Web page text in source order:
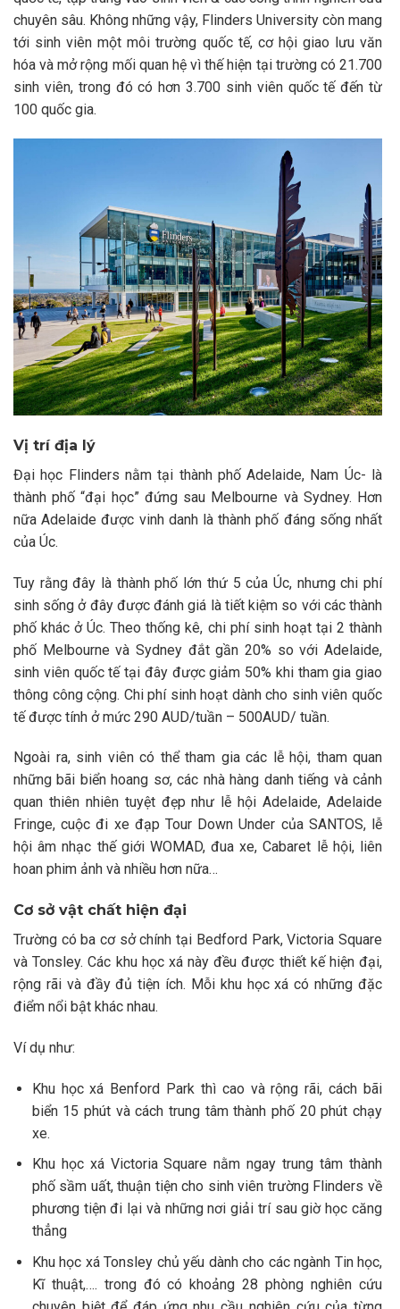
chuyên sâu. Không những vậy, Flinders University còn mang
tới sinh viên một môi trường quốc tế, cơ hội giao lưu văn
hóa và mở rộng mối quan hệ vì thế hiện tại trường có 21.700
sinh viên, trong đó có hơn 3.700 sinh viên quốc tế đến từ
100 quốc gia.
Vị trí địa lý
Đại học Flinders nằm tại thành phố Adelaide, Nam Úc- là
thành phố “đại học” đứng sau Melbourne và Sydney. Hơn
nữa Adelaide được vinh danh là thành phố đáng sống nhất
của Úc.
Tuy rằng đây là thành phố lớn thứ 5 của Úc, nhưng chi phí
sinh sống ở đây được đánh giá là tiết kiệm so với các thành
phố khác ở Úc. Theo thống kê, chi phí sinh hoạt tại 2 thành
phố Melbourne và Sydney đắt gần 20% so với Adelaide,
sinh viên quốc tế tại đây được giảm 50% khi tham gia giao
thông công cộng. Chi phí sinh hoạt dành cho sinh viên quốc
tế được tính ở mức 290 AUD/tuần – 500AUD/ tuần.
Ngoài ra, sinh viên có thể tham gia các lễ hội, tham quan
những bãi biển hoang sơ, các nhà hàng danh tiếng và cảnh
quan thiên nhiên tuyệt đẹp như lễ hội Adelaide, Adelaide
Fringe, cuộc đi xe đạp Tour Down Under của SANTOS, lễ
hội âm nhạc thế giới WOMAD, đua xe, Cabaret lễ hội, liên
hoan phim ảnh và nhiều hơn nữa…
Cơ sở vật chất hiện đại
Trường có ba cơ sở chính tại Bedford Park, Victoria Square
và Tonsley.Các khu học xá này đều được thiết kế hiện đại,
rộng rãi và đầy đủ tiện ích. Mỗi khu học xá có những đặc
điểm nổi bật khác nhau.
Ví dụ như:
Khu học xá Benford Park thì cao và rộng rãi, cách bãi
biển 15 phút và cách trung tâm thành phố 20 phút chạy
xe.
Khu học xá Victoria Square nằm ngay trung tâm thành
phố sầm uất, thuận tiện cho sinh viên trường Flinders về
phương tiện đi lại và những nơi giải trí sau giờ học căng
thẳng
Khu học xá Tonsley chủ yếu dành cho các ngành Tin học,
Kĩ thuật,…. trong đó có khoảng 28 phòng nghiên cứu